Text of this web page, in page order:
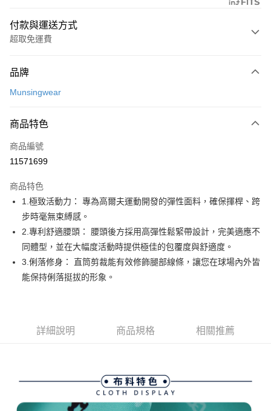
付款與運送方式
超取免運費
信用卡一次付款
LINE Pay
Apple Pay
悠遊付
AFTEE先享後付
相關說明
【關於「AFTEE先享後付」】
AFTEE先享後付是「在收到商品之後才付款」的支付方式。 讓您購物簡單
便利好安心！
１．簡單：不需註冊會員、不需綁卡、不需儲值。
１．於結帳方式選擇「AFTEE先享後付」後，將跳轉至「AFTEE先享後付」
ATM／網路銀行／等多元方式進行付款，方視為交易完成。
※ 請注意：結帳手續完成當下不需立刻繳費，但若您需要取消訂單，請聯絡
購買商品的店家。未經商家同意取消之訂單仍視為有效，需透過AFTEE先享
後付繳納相關費用。
ATM付款
運送方式
萊爾富取貨付款
品牌
Munsingwear
商品特色
商品編號
11571699
商品特色
1.極致活動力： 專為高爾夫運動開發的彈性面料，確保揮桿、跨
步時毫無束縛感。
2.專利舒適腰頭： 腰頭後方採用高彈性鬆緊帶設計，完美適應不
同體型，並在大幅度活動時提供極佳的包覆度與舒適度。
3.俐落修身： 直筒剪裁能有效修飾腿部線條，讓您在球場內外皆
能保持俐落挺拔的形象。
詳細說明 商品規格 相關推薦